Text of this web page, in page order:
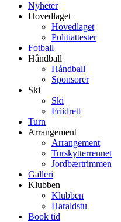
Nyheter
Hovedlaget
Hovedlaget
Politiattester
Fotball
Håndball
Håndball
Sponsorer
Ski
Ski
Friidrett
Turn
Arrangement
Arrangement
Turskytterrennet
Jordbærtrimmen
Galleri
Klubben
Klubben
Haraldstu
Book tid